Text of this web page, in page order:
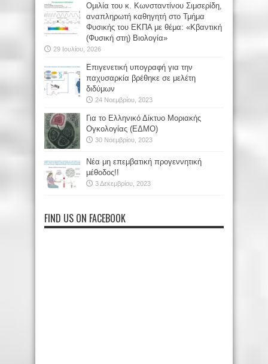
Oμιλία του κ. Κωνσταντίνου Σιμσερίδη,
αναπληρωτή καθηγητή στο Τμήμα
Φυσικής του ΕΚΠΑ με θέμα: «Κβαντική
(Φυσική στη) Βιολογία»
29 Ιουλίου, 2026
Επιγενετική υπογραφή για την
παχυσαρκία βρέθηκε σε μελέτη
διδύμων
24 Νοεμβρίου, 2023
Για το Ελληνικό Δίκτυο Μοριακής
Ογκολογίας (ΕΔΜΟ)
30 Νοεμβρίου, 2023
Νέα μη επεμβατική προγεννητική
μέθοδος!!
3 Δεκεμβρίου, 2023
FIND US ON FACEBOOK